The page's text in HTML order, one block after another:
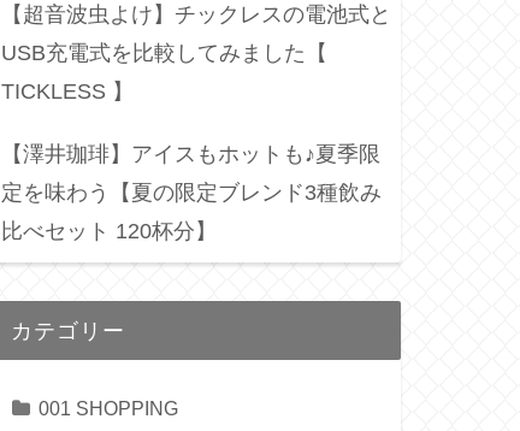
【超音波虫よけ】チックレスの電池式と
USB充電式を比較してみました【
TICKLESS 】
【澤井珈琲】アイスもホットも♪夏季限
定を味わう【夏の限定ブレンド3種飲み
比べセット 120杯分】
カテゴリー
001 SHOPPING